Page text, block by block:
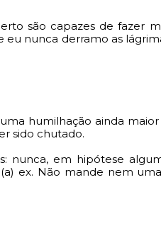
são capazes de fazer
nunca derramo as
humilhação ainda
sido chutado.
nunca, em hipótese
ex. Não mande nem